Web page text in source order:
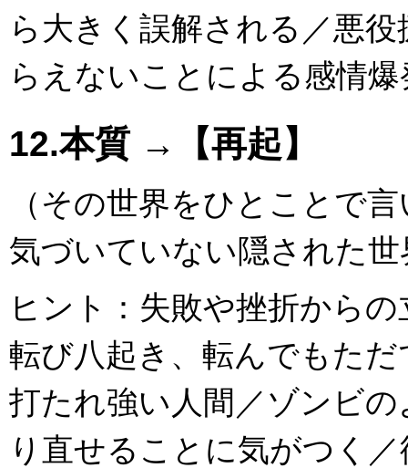
ら大きく誤解される／悪
らえないことによる感情
12.本質 →【再起】
（その世界をひとことで
気づいていない隠された
ヒント：失敗や挫折から
転び八起き、転んでもた
打たれ強い人間／ゾンビ
り直せることに気がつく